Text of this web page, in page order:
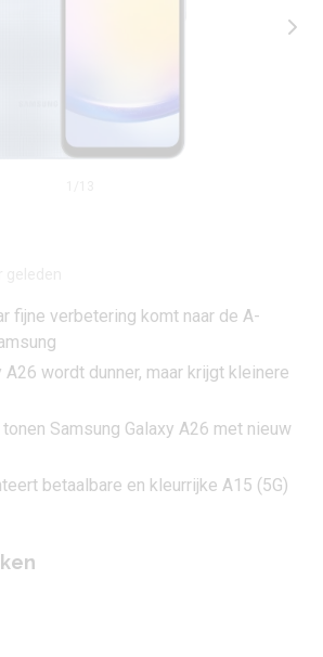
fijne verbetering komt naar de A-
A26 wordt dunner, maar krijgt kleinere
tonen Samsung Galaxy A26 met nieuw
betaalbare en kleurrijke A15 (5G)